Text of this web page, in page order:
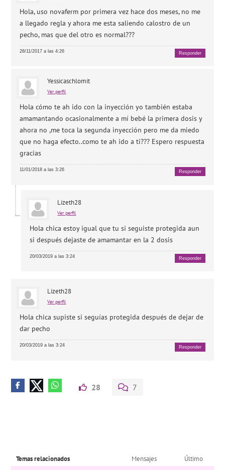
Hola, uso novaferm por primera vez hace dos meses, no me
a llegado regla y ahora me esta saliendo calostro de un
pecho, mas que del otro es normal???
28/11/2017 a las 4:26 Responder
Yessicaschlomit
Ver perfil
Hola cómo te ah ido con la inyección yo también estaba
amamantando ocasionalmente a mí bebé la primera dosis y
ahora no ,me toca la segunda inyección pero me da miedo
que no haga efecto..como te ah ido a ti??? Espero respuesta
gracias
11/01/2018 a las 3:26 Responder
Lizeth28
Ver perfil
Hola chica estoy igual que tu si seguiste protegida aun
si después dejaste de amamantar en la 2 dosis
20/03/2019 a las 3:24 Responder
Lizeth28
Ver perfil
Hola chica supiste si seguías protegida después de dejar de
dar pecho
20/03/2019 a las 3:24 Responder
28 7
Temas relacionados Mensajes Último